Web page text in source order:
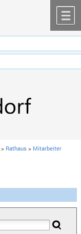
> Rathaus > Mitarbeiter